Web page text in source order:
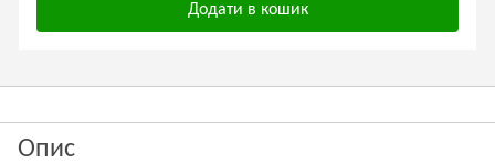
Додати в кошик
Опис